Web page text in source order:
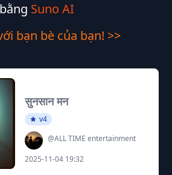
bằng Suno AI
bạn bè của bạn! >>
सुनसान मन
v4
@ALL TIME entertainment
2025-11-04 19:32